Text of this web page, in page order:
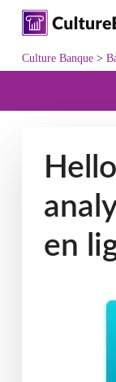
Skip
mainCulture Banque>
en